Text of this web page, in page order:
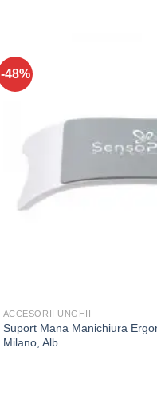
-48%
ACCESORII UNGHII
Suport Mana Manichiura
Milano, Alb